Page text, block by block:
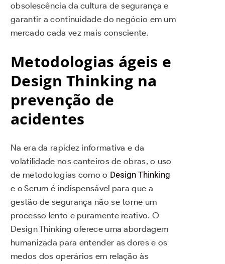
obsolescência da cultura de segurança e
garantir a continuidade do negócio em um
mercado cada vez mais consciente.
Metodologias ágeis e
Design Thinking na
prevenção de
acidentes
Na era da rapidez informativa e da
volatilidade nos canteiros de obras, o uso
de metodologias como o Design Thinking
e o Scrum é indispensável para que a
gestão de segurança não se torne um
processo lento e puramente reativo. O
Design Thinking oferece uma abordagem
humanizada para entender as dores e os
medos dos operários em relação às